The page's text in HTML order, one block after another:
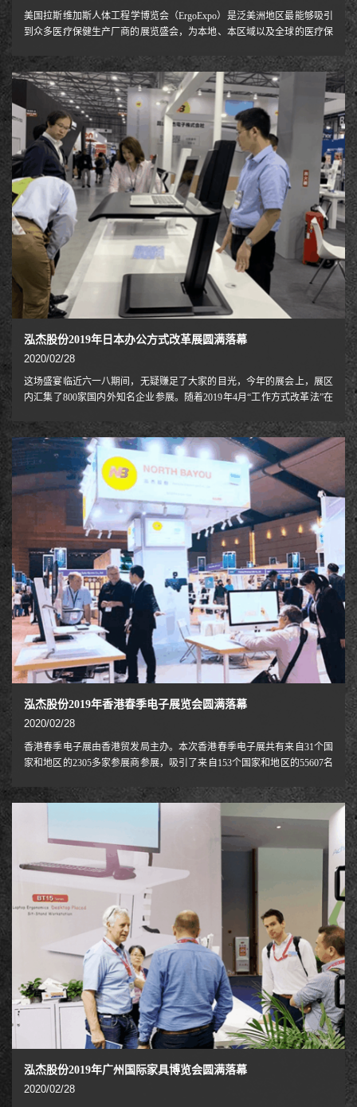
美国拉斯维加斯人体工程学博览会（ErgoExpo）是泛美洲地区最能够吸引
到众多医疗保健生产厂商的展览盛会，为本地、本区域以及全球的医疗保
一步拓展其商机的绝好契机。由LRP主办的人体工程学博览会，每年在美
国拉斯维加斯为业内人士奉上集行业信息，聚买家精华，嗅商贸气息的行
业大餐。ErgoExpo博览会涵盖了人体工程学、医疗康复保健、医药安全用
品三大主题。 第二十三届美国拉斯维加斯人体工程学博览会将于8月
20日至22日在美国拉斯维加斯隆重开幕
泓杰股份2019年日本办公方式改革展圆满落幕
2020/02/28
这场盛宴临近六一八期间，无疑赚足了大家的目光，今年的展会上，展区
内汇集了800家国内外知名企业参展。随着2019年4月“工作方式改革法”在
根据这种“工作方式改革”的观点展示了大量的产品和服务，并提出了从坐
站交替办公开始的“工作方式改革”。家族也是全员上阵，为大家带来高
效、稳定的新产品。
泓杰股份2019年香港春季电子展览会圆满落幕
2020/02/28
香港春季电子展由香港贸发局主办。本次香港春季电子展共有来自31个国
家和地区的2305多家参展商参展，吸引了来自153个国家和地区的55607名
名品牌，規模较去年增加超过一倍。国际品牌如Coby, 德赛，华阳，飞利
浦(Philips)、长虹(Changhong)均展示最新電子產品。为方便买家采购，展
会还设视听产品区、数码影像产品区、电子游戏产品区、电子制造服务区
和汽车电子及导航系统区，安防展区等十多个专业展区。泓杰股份携最新
研发设计人工工学坐
泓杰股份2019年广州国际家具博览会圆满落幕
2020/02/28